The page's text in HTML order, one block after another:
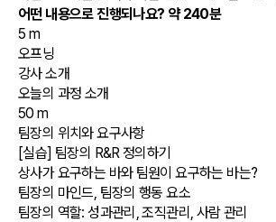
어떤 내용으로 진행되나요? 약 240분
5 m
오프닝
강사 소개
오늘의 과정 소개
50 m
팀장의 위치와 요구사항
[실습] 팀장의 R&R 정의하기
상사가 요구하는 바와 팀원이 요구하는 바는?
팀장의 마인드, 팀장의 행동 요소
팀장의 역할: 성과관리, 조직관리, 사람 관리